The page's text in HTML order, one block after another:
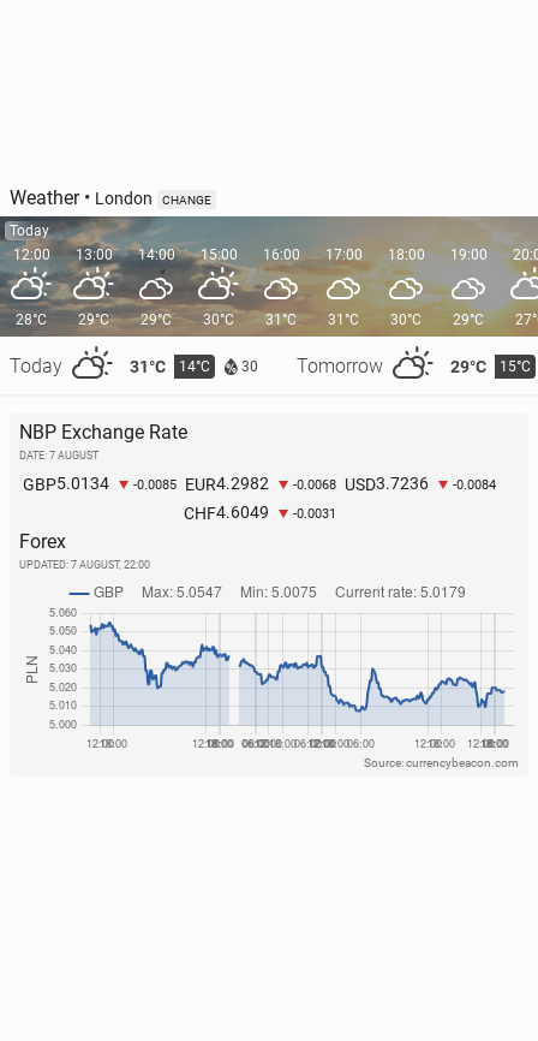
Weather• London CHANGE
Today
12:00
28°C
Today 31°C 14°C 30 Tomorrow 29°C 15°C
13:00
29°C
14:00
29°C
15:00
30°C
16:00
31°C
17:00
31°C
18:00
30°C
19:00
29°C
NBP Exchange Rate
DATE: 7 AUGUST
GBP5.0134 -0.0085 EUR4.2982 -0.0068 USD3.7236 -0.0084
CHF4.6049 -0.0031
Forex
UPDATED: 7 AUGUST, 22:00
Source: currencybeacon.com